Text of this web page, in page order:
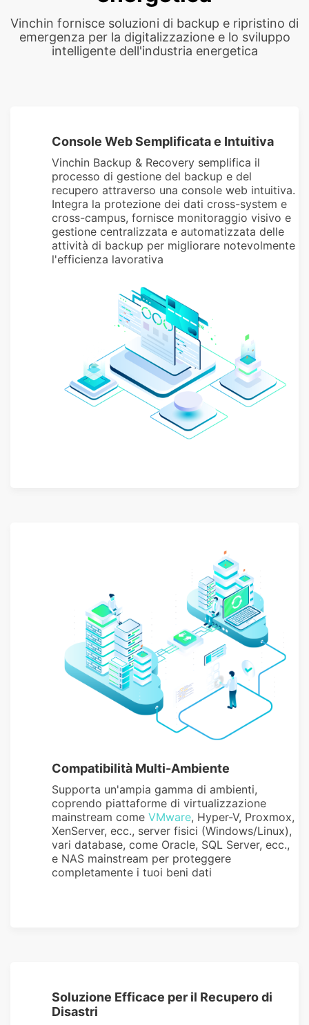
Vinchin fornisce soluzioni di backup e ripristino di
emergenza per la digitalizzazione e lo sviluppo
intelligente dell'industria energetica
Console Web Semplificata e Intuitiva
Vinchin Backup & Recovery semplifica il
processo di gestione del backup e del
recupero attraverso una console web intuitiva.
Integra la protezione dei dati cross-system e
cross-campus, fornisce monitoraggio visivo e
gestione centralizzata e automatizzata delle
attività di backup per migliorare notevolmente
l'efficienza lavorativa
Compatibilità Multi-Ambiente
Supporta un'ampia gamma di ambienti,
coprendo piattaforme di virtualizzazione
mainstream come VMware, Hyper-V, Proxmox,
XenServer, ecc., server fisici (Windows/Linux),
vari database, come Oracle, SQL Server, ecc.,
e NAS mainstream per proteggere
completamente i tuoi beni dati
Soluzione Efficace per il Recupero di
Disastri